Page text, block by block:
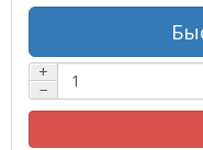
+
−